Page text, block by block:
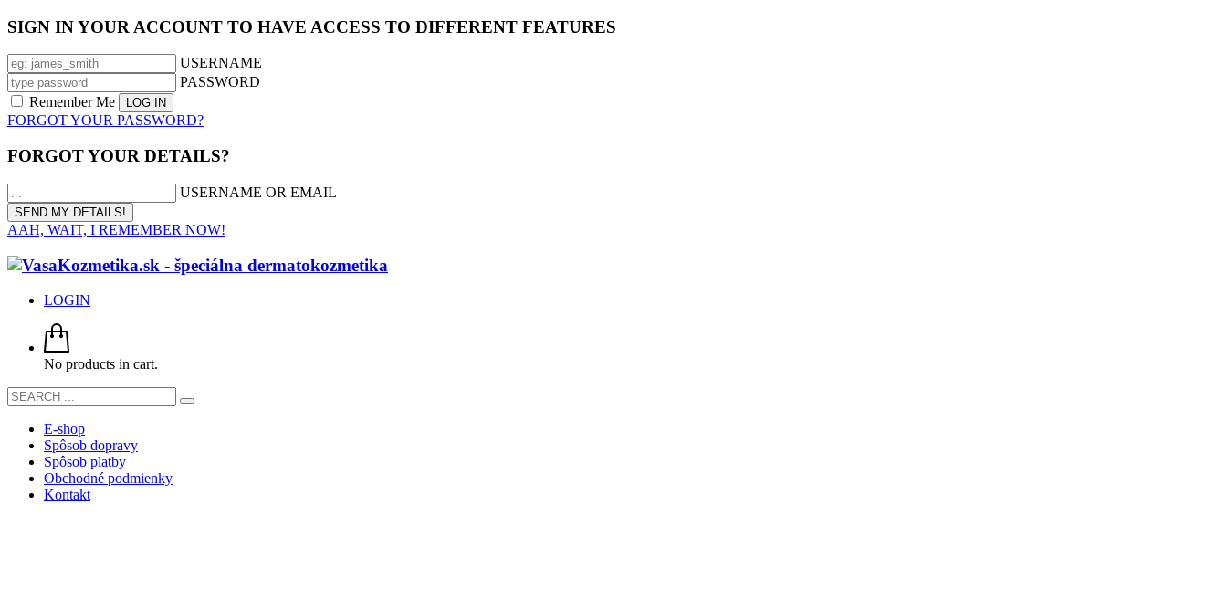
SIGN IN YOUR ACCOUNT TO HAVE ACCESS TO DIFFERENT FEATURES
USERNAME
PASSWORD
Remember Me
FORGOT YOUR PASSWORD?
FORGOT YOUR DETAILS?
USERNAME OR EMAIL
AAH, WAIT, I REMEMBER NOW!
LOGIN
No products in cart.
E-shop
Spôsob dopravy
Spôsob platby
Obchodné podmienky
Kontakt